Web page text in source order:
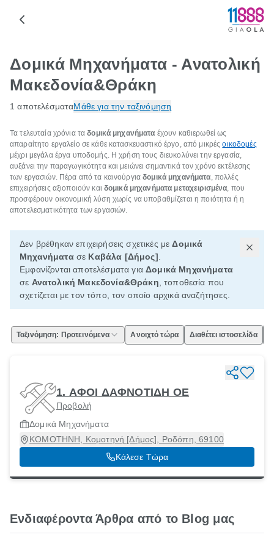
Δομικά Μηχανήματα - Ανατολική
Μακεδονία&Θράκη
1 αποτελέσματαΜάθε για την ταξινόμηση
Τα τελευταία χρόνια ταδομικά μηχανήματα έχουν καθιερωθεί ως
απαραίτητο εργαλείο σε κάθε κατασκευαστικό έργο, από μικρέςοικοδομές
μέχρι μεγάλα έργα υποδομής. Η χρήση τους διευκολύνει την εργασία,
αυξάνει την παραγωγικότητα και μειώνει σημαντικά τον χρόνο εκτέλεσης
των εργασιών. Πέρα από τα καινούργιαδομικά μηχανήματα, πολλές
επιχειρήσεις αξιοποιούν και δομικά μηχανήματα μεταχειρισμένα, που
προσφέρουν οικονομική λύση χωρίς να υποβαθμίζεται η ποιότητα ή η
αποτελεσματικότητα των εργασιών.
Δεν βρέθηκαν επιχειρήσεις σχετικές μεΔομικά
Μηχανήματασε Καβάλα [Δήμος]
Εμφανίζονται αποτελέσματα γιαΔομικά Μηχανήματα
σε Ανατολική Μακεδονία&Θράκη , τοποθεσία που
σχετίζεται με τον τόπο, τον οποίο αρχικά αναζήτησες.
Ταξινόμηση: Προτεινόμενα Ανοιχτό τώρα Διαθέτει ιστοσελίδα
1. ΑΦΟΙ ΔΑΦΝΟΤΙΔΗ ΟΕ
Προβολή
Δομικά Μηχανήματα
ΚΟΜΟΤΗΝΗ, Κομοτηνή [Δήμος], Ροδόπη, 69100
Κάλεσε Τώρα
Ενδιαφέροντα Άρθρα από το Blog μας